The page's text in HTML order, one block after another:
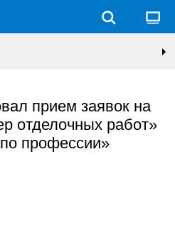
прием заявок на
отделочных работ»
профессии»